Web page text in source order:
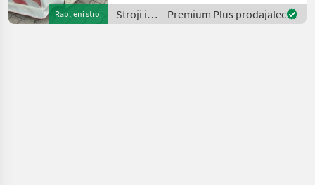
Rabljeni stroj
Gelenkwelle čelna kosil
Stroji in
oprema
Premium Plus prodajalec